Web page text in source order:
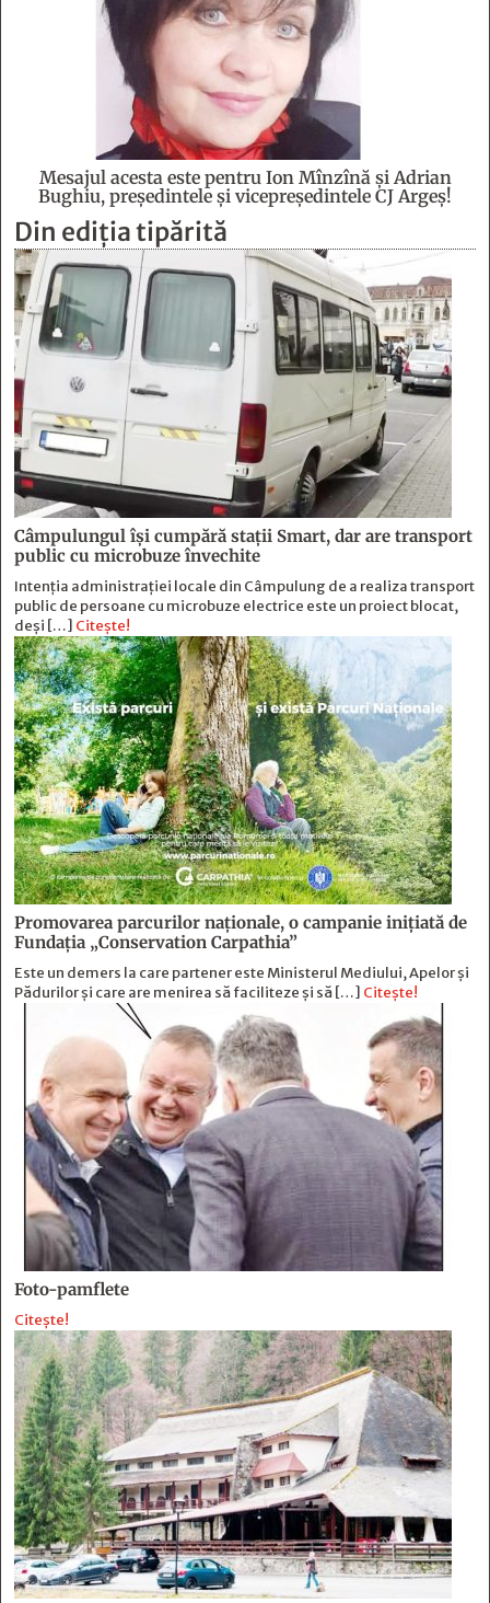
Mesajul acesta este pentru Ion Mînzînă şi Adrian
Bughiu, preşedintele şi vicepreşedintele CJ Argeş!
Din ediția tipărită
Câmpulungul îşi cumpără staţii Smart, dar are transport
public cu microbuze învechite
Intenția administrației locale din Câmpulung de a realiza transport
public de persoane cu microbuze electrice este un proiect blocat,
deși […] Citește!
Promovarea parcurilor naționale, o campanie inițiată de
Fundația „Conservation Carpathia”
Este un demers la care partener este Ministerul Mediului, Apelor și
Pădurilor și care are menirea să faciliteze și să […] Citește!
Foto-pamflete
Citește!